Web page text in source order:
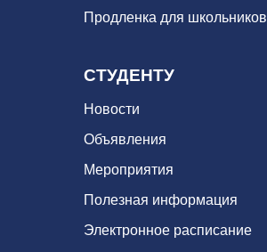
Продленка для школьников
СТУДЕНТУ
Новости
Объявления
Мероприятия
Полезная информация
Электронное расписание